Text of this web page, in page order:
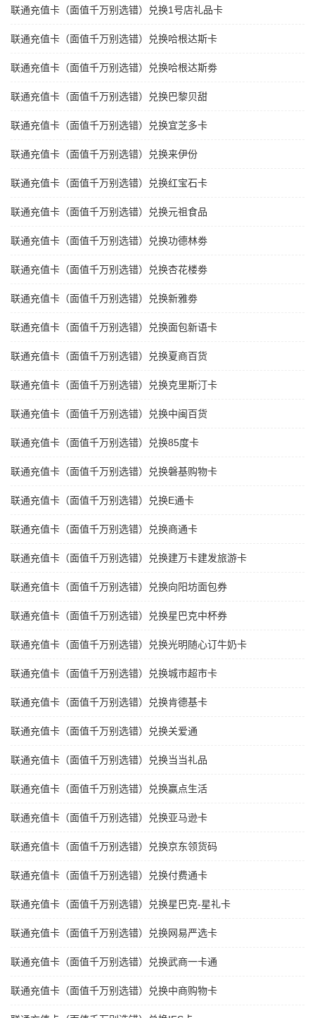
联通充值卡（面值千万别选错）兑换1号店礼品卡
联通充值卡（面值千万别选错）兑换哈根达斯卡
联通充值卡（面值千万别选错）兑换哈根达斯劵
联通充值卡（面值千万别选错）兑换巴黎贝甜
联通充值卡（面值千万别选错）兑换宜芝多卡
联通充值卡（面值千万别选错）兑换来伊份
联通充值卡（面值千万别选错）兑换红宝石卡
联通充值卡（面值千万别选错）兑换元祖食品
联通充值卡（面值千万别选错）兑换功德林劵
联通充值卡（面值千万别选错）兑换杏花楼劵
联通充值卡（面值千万别选错）兑换新雅劵
联通充值卡（面值千万别选错）兑换面包新语卡
联通充值卡（面值千万别选错）兑换夏商百货
联通充值卡（面值千万别选错）兑换克里斯汀卡
联通充值卡（面值千万别选错）兑换中闽百货
联通充值卡（面值千万别选错）兑换85度卡
联通充值卡（面值千万别选错）兑换磐基购物卡
联通充值卡（面值千万别选错）兑换E通卡
联通充值卡（面值千万别选错）兑换商通卡
联通充值卡（面值千万别选错）兑换建万卡建发旅游卡
联通充值卡（面值千万别选错）兑换向阳坊面包券
联通充值卡（面值千万别选错）兑换星巴克中杯券
联通充值卡（面值千万别选错）兑换光明随心订牛奶卡
联通充值卡（面值千万别选错）兑换城市超市卡
联通充值卡（面值千万别选错）兑换肯德基卡
联通充值卡（面值千万别选错）兑换关爱通
联通充值卡（面值千万别选错）兑换当当礼品
联通充值卡（面值千万别选错）兑换赢点生活
联通充值卡（面值千万别选错）兑换亚马逊卡
联通充值卡（面值千万别选错）兑换京东领货码
联通充值卡（面值千万别选错）兑换付费通卡
联通充值卡（面值千万别选错）兑换星巴克-星礼卡
联通充值卡（面值千万别选错）兑换网易严选卡
联通充值卡（面值千万别选错）兑换武商一卡通
联通充值卡（面值千万别选错）兑换中商购物卡